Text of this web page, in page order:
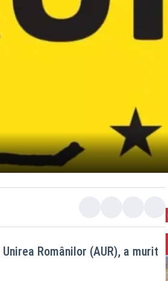
Românilor (AUR), a murit